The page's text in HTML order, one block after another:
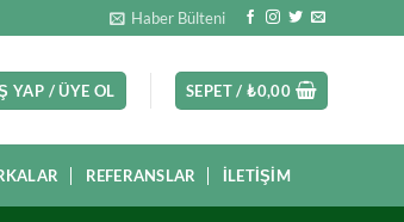
Haber Bülteni
YAP / ÜYE OL SEPET /₺0,00
REFERANSLAR İLETIŞIM